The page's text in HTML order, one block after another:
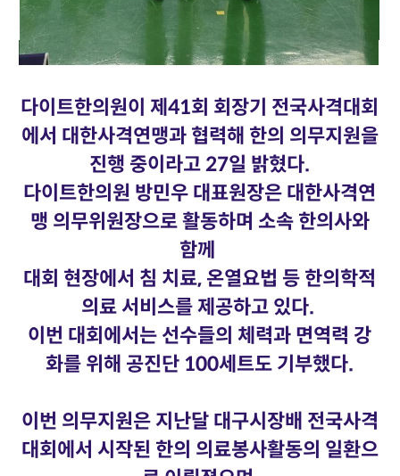
다이트한의원이 제41회 회장기 전국사격대회
에서 대한사격연맹과 협력해 한의 의무지원을
진행 중이라고 27일 밝혔다.
다이트한의원 방민우 대표원장은 대한사격연
맹 의무위원장으로 활동하며 소속 한의사와
함께
대회 현장에서 침 치료, 온열요법 등 한의학적
의료 서비스를 제공하고 있다.
이번 대회에서는 선수들의 체력과 면역력 강
화를 위해 공진단 100세트도 기부했다.
이번 의무지원은 지난달 대구시장배 전국사격
대회에서 시작된 한의 의료봉사활동의 일환으